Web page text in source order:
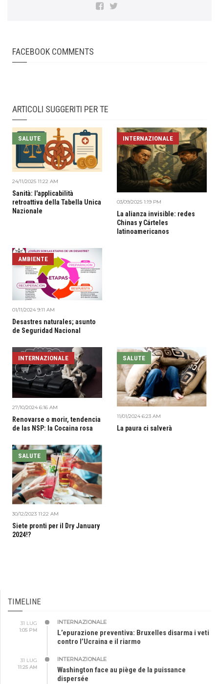
FACEBOOK COMMENTS
ARTICOLI SUGGERITI PER TE
SALUTE
24/11/2025 11:22 AM
Sanità: l'applicabilità
retroattiva della Tabella Unica
Nazionale
INTERNAZIONALE
03/09/2025 1:19 PM
La alianza invisible: redes
Chinas y Cárteles
latinoamericanos
AMBIENTE
01/11/2024 9:11 AM
Desastres naturales; asunto
de Seguridad Nacional
INTERNAZIONALE
27/10/2024 6:16 AM
Renovarse o morir, tendencia
de las NSP: la Cocaina rosa
SALUTE
11/01/2024 6:23 AM
La paura ci salverà
SALUTE
30/12/2023 11:22 AM
Siete pronti per il Dry January
2024!?
TIMELINE
31 LUG
1:05 PM
INTERNAZIONALE
L’epurazione preventiva: Bruxelles disarma i veti
contro l’Ucraina e il riarmo
31 LUG
11:25 AM
INTERNAZIONALE
Washington face au piège de la puissance
dispersée